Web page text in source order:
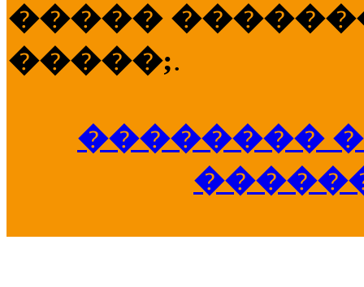
�����
�����;.
��������